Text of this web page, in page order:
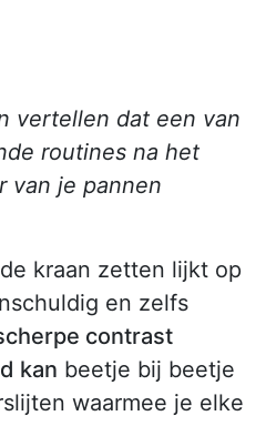
vertellen dat een van
routines na het
van je pannen
kraan zetten lijkt op
en zelfs
contrast
kan beetje bij beetje
waarmee je elke